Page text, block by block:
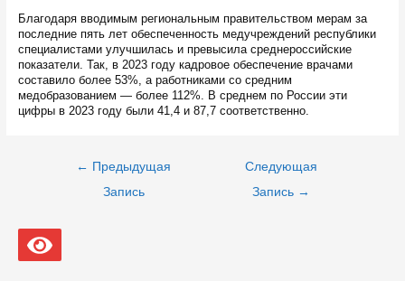
Благодаря вводимым региональным правительством мерам за
последние пять лет обеспеченность медучреждений республики
специалистами улучшилась и превысила среднероссийские
показатели. Так, в 2023 году кадровое обеспечение врачами
составило более 53%, а работниками со средним
медобразованием — более 112%. В среднем по России эти
цифры в 2023 году были 41,4 и 87,7 соответственно.
Навигация
← Предыдущая
Запись
Следующая
Запись →